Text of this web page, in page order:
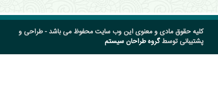
کلیه حقوق مادی و معنوی این وب سایت محفوظ می باشد - طراحی و
پشتیبانی توسطگروه طراحان سیستم